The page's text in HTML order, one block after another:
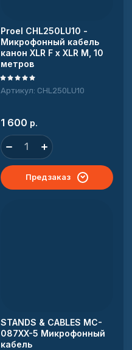
Proel CHL250LU10 -
Микрофонный кабель
канон XLR F х XLR M, 10
метров
Артикул: CHL250LU10
1 600 р.
Предзаказ
STANDS & CABLES MC-
087XX-5 Микрофонный
кабель